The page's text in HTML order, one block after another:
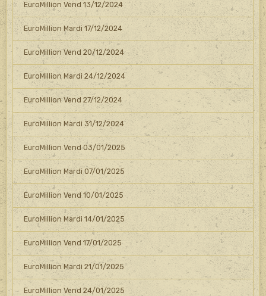
EuroMillion Vend 13/12/2024
EuroMillion Mardi 17/12/2024
EuroMillion Vend 20/12/2024
EuroMillion Mardi 24/12/2024
EuroMillion Vend 27/12/2024
EuroMillion Mardi 31/12/2024
EuroMillion Vend 03/01/2025
EuroMillion Mardi 07/01/2025
EuroMillion Vend 10/01/2025
EuroMillion Mardi 14/01/2025
EuroMillion Vend 17/01/2025
EuroMillion Mardi 21/01/2025
EuroMillion Vend 24/01/2025